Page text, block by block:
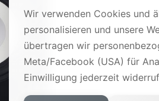
Wir verwenden Cookies und
personalisieren und unsere
übertragen wir
Meta/Facebook (USA) für
Einwilligung jederzeit